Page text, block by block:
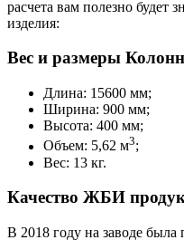
расчета вам полезно будет
изделия:
Вес и размеры
Длина: 15600 мм;
Ширина: 900 мм;
Высота: 400 мм;
Объем: 5,62 м3;
Вес: 13 кг.
Качество ЖБИ
В 2018 году на заводе была